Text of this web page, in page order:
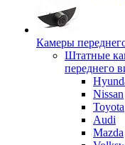
Камеры
Штатные
переднего
Nissan
Toyota
Audi
Mazda